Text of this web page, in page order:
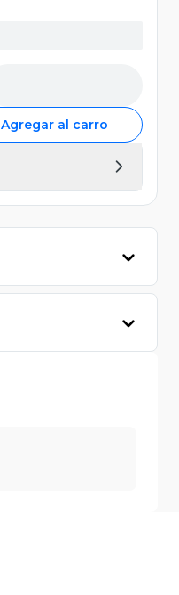
Agregar al carro